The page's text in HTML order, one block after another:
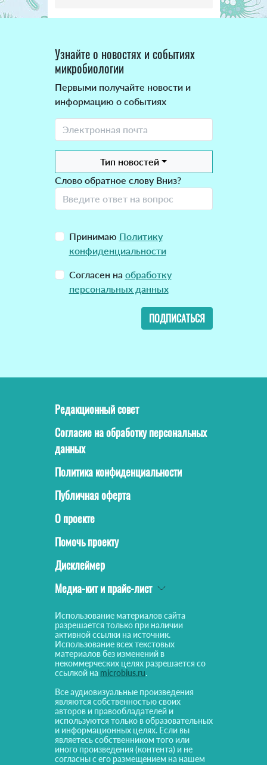
Узнайте о новостях и событиях
микробиологии
Первыми получайте новости и
информацию о событиях
Тип новостей
Слово обратное слову Вниз?
Принимаю Политику
конфиденциальности
Согласен на обработку
персональных данных
ПОДПИСАТЬСЯ
Редакционный совет
Согласие на обработку персональных
данных
Политика конфиденциальности
Публичная оферта
О проекте
Помочь проекту
Дисклеймер
Медиа-кит и прайс-лист
Использование материалов сайта
разрешается только при наличии
активной ссылки на источник.
Использование всех текстовых
материалов без изменений в
некоммерческих целях разрешается со
ссылкой на microbius.ru.
Все аудиовизуальные произведения
являются собственностью своих
авторов и правообладателей и
используются только в образовательных
и информационных целях. Если вы
являетесь собственником того или
иного произведения (контента) и не
согласны с его размещением на нашем